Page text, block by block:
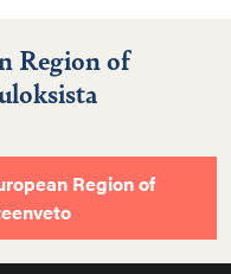
Region of
Region of